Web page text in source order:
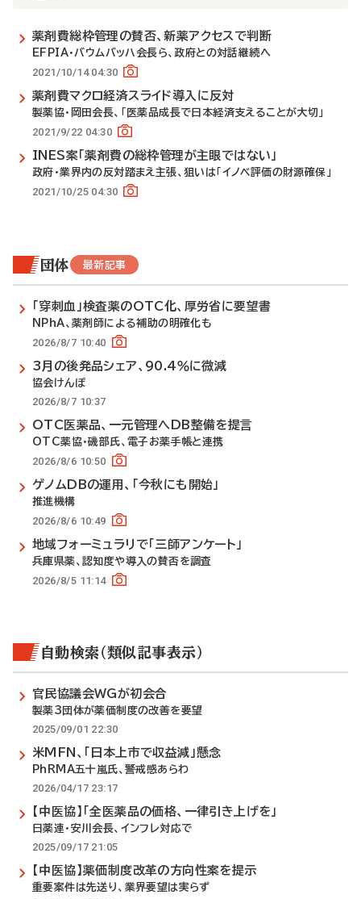
薬剤費総枠管理の賛否、新薬アクセスで判断
EFPIA・バウムバッハ会長ら、政府との対話継続へ
2021/10/14 04:30
薬剤費マクロ経済スライド導入に反対
製薬協・岡田会長、「医薬品成長で日本経済支えることが大切」
2021/9/22 04:30
INES案「薬剤費の総枠管理が主眼ではない」
政府・業界内の反対踏まえ主張、狙いは「イノベ評価の財源確保」
2021/10/25 04:30
団体 最新記事
「穿刺血」検査薬のOTC化、厚労省に要望書
NPhA、薬剤師による補助の明確化も
2026/8/7 10:40
3月の後発品シェア、90.4％に微減
協会けんぽ
2026/8/7 10:37
OTC医薬品、一元管理へDB整備を提言
OTC薬協・磯部氏、電子お薬手帳と連携
2026/8/6 10:50
ゲノムDBの運用、「今秋にも開始」
推進機構
2026/8/6 10:49
地域フォーミュラリで「三師アンケート」
兵庫県薬、認知度や導入の賛否を調査
2026/8/5 11:14
自動検索（類似記事表示）
官民協議会WGが初会合
製薬3団体が薬価制度の改善を要望
2025/09/01 22:30
米MFN、「日本上市で収益減」懸念
PhRMA五十嵐氏、警戒感あらわ
2026/04/17 23:17
【中医協】「全医薬品の価格、一律引き上げを」
日薬連・安川会長、インフレ対応で
2025/09/17 21:05
【中医協】薬価制度改革の方向性案を提示
重要案件は先送り、業界要望は実らず